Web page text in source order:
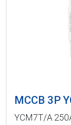
MCCB 3P
YCM7T/A